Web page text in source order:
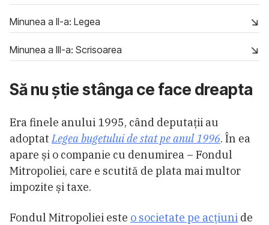
Să nu știe stânga ce face dreapta
Era finele anului 1995, când deputații au
adoptatLegea bugetului de stat pe anul 1996. În ea
apare și o companie cu denumirea – Fondul
Mitropoliei, care e scutită de plata mai multor
impozite și taxe.
Fondul Mitropoliei este o societate pe acțiuni de
Minunea a II-a: Legea
Minunea a III-a: Scrisoarea